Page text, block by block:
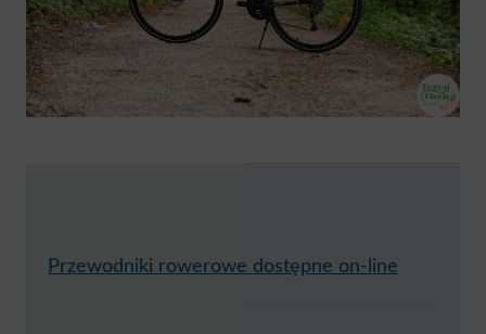
Przewodniki rowerowe dostępne on-line